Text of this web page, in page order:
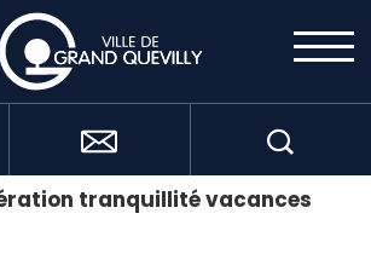
tranquillité vacances